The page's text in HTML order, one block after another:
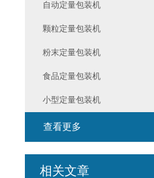
自动定量包装机
颗粒定量包装机
粉末定量包装机
食品定量包装机
小型定量包装机
查看更多
相关文章